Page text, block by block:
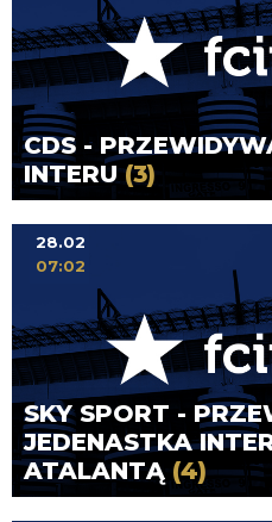
CDS -
INTERU(3)
SKY SPORT -
JEDENASTKA
ATALANTĄ (4)
28.02
07:02